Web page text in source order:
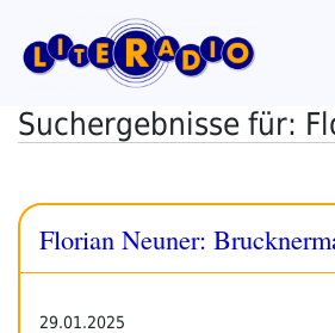
Inhalt
springen
Suchergebnisse für:
Florian Neuner:
29.01.2025